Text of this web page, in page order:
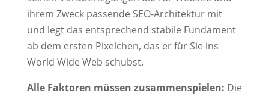
ihrem Zweck passende SEO-Architektur mit
und legt das entsprechend stabile Fundament
ab dem ersten Pixelchen, das er für Sie ins
World Wide Web schubst.
Alle Faktoren müssen zusammenspielen: Die